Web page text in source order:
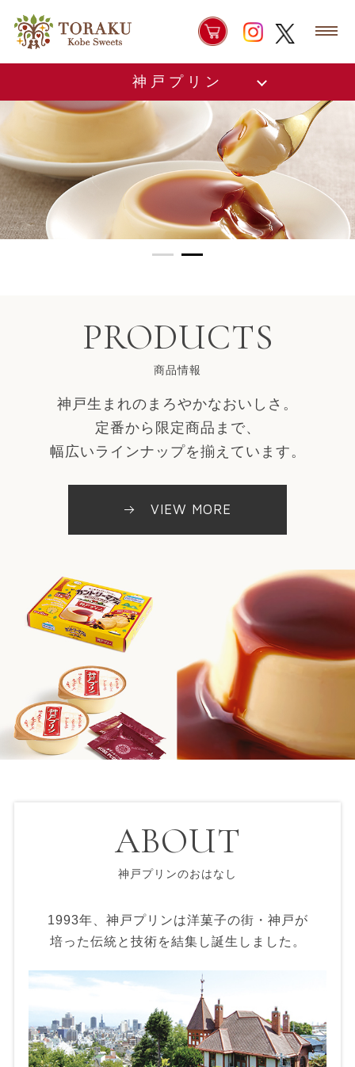
神戸プリン
PRODUCTS
商品情報
神戸生まれのまろやかなおいしさ。
定番から限定商品まで、
幅広いラインナップを揃えています。
VIEW MORE
ABOUT
神戸プリンのおはなし
1993年、神戸プリンは洋菓子の街・神戸が
培った伝統と技術を結集し誕生しました。